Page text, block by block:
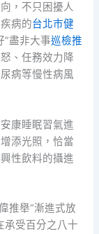
，不只困擾人
病的台北巿健
”盡非大事巡檢推
、任務效力降
病等慢性病風
康睡眠習氣進
添光照，恰當
性飲料的攝進
推舉“漸進式放
承受百分之八十